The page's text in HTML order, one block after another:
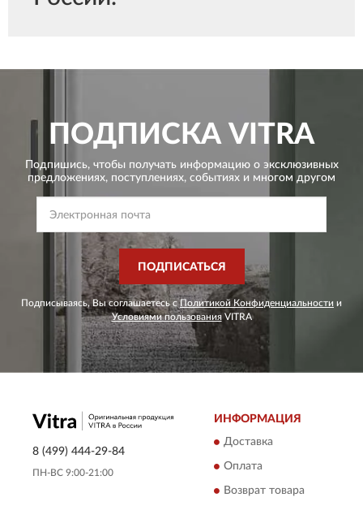
ПОДПИСКА VITRA
Подпишись, чтобы получать информацию о эксклюзивных
предложениях, поступлениях, событиях и многом другом
ПОДПИСАТЬСЯ
Подписываясь, Вы соглашаетесь сПолитикой Конфиденциальности и
Условиями пользованияVITRA
8 (499) 444-29-84
ПН-ВС 9:00-21:00
ИНФОРМАЦИЯ
Доставка
Оплата
Возврат товара